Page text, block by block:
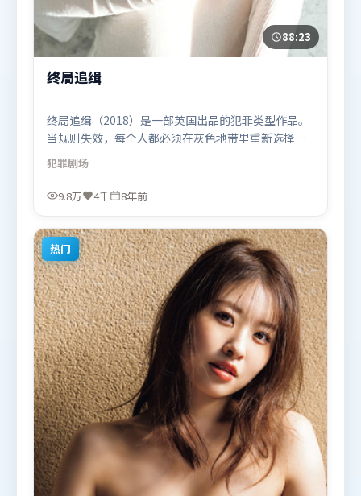
88:23
终局追缉
终局追缉（2018）是一部英国出品的犯罪类型作品。
当规则失效，每个人都必须在灰色地带里重新选择立
场与底线。叙事线索多线并进，最终在关键节点收
束。由北野武执导，苍井优、艾米莉·布朗特、段奕
宏，古天乐、长泽雅美、孙艺珍等联袂出演。影片于
欢犯罪题材的观众观看。
犯罪剧场
9.8万 4千 8年前
热门